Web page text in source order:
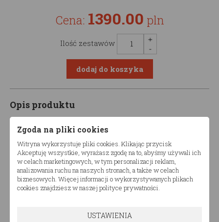
Cena: 1390.00 pln
Ilość zestawów
Opis produktu
Łóżko drewniane dziecięce DOMEK TRANO DPP
podwójne
Produkt dostępny w różnych konfiguracjach wymiarów.
Komfort i nowoczesny designsprawi, że łóżko
drewniane dziecięce TRANO DPP podwójne doda
niepowtarzalnego charakteru pomieszczeniu, w
Zgoda na pliki cookies
Witryna wykorzystuje pliki cookies. Klikając przycisk
Akceptuję wszystkie, wyrażasz zgodę na to, abyśmy używali ich
w celach marketingowych, w tym personalizacji reklam,
analizowania ruchu na naszych stronach, a także w celach
biznesowych. Więcej informacji o wykorzystywanych plikach
cookies znajdziesz w naszej polityce prywatności.
USTAWIENIA